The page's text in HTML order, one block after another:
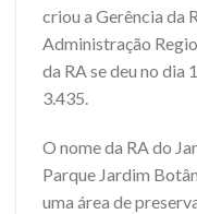
criou a Gerência da
Administração
da RA se deu no dia
3.435.
O nome da RA do
Parque Jardim
uma área de